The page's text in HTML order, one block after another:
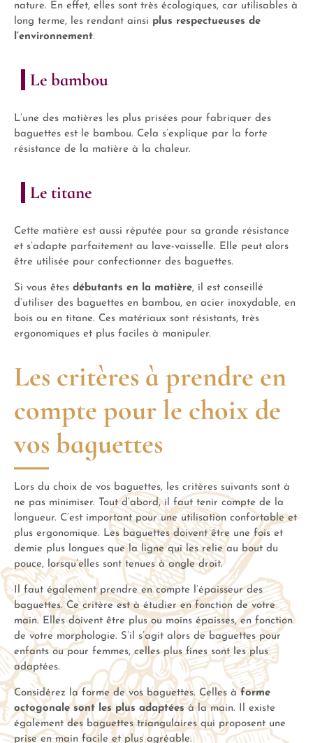
nature. En effet, elles sont très écologiques, car utilisables à
long terme, les rendant ainsi plus respectueuses de
l’environnement.
Le bambou
L’une des matières les plus prisées pour fabriquer des
baguettes est le bambou. Cela s’explique par la forte
résistance de la matière à la chaleur.
Le titane
Cette matière est aussi réputée pour sa grande résistance
et s’adapte parfaitement au lave-vaisselle. Elle peut alors
être utilisée pour confectionner des baguettes.
Si vous êtes débutants en la matière, il est conseillé
d’utiliser des baguettes en bambou, en acier inoxydable, en
bois ou en titane. Ces matériaux sont résistants, très
ergonomiques et plus faciles à manipuler.
Les critères à prendre en
compte pour le choix de
vos baguettes
Lors du choix de vos baguettes, les critères suivants sont à
ne pas minimiser. Tout d’abord, il faut tenir compte de la
longueur. C’est important pour une utilisation confortable et
plus ergonomique. Les baguettes doivent être une fois et
demie plus longues que la ligne qui les relie au bout du
pouce, lorsqu’elles sont tenues à angle droit.
Il faut également prendre en compte l’épaisseur des
baguettes. Ce critère est à étudier en fonction de votre
main. Elles doivent être plus ou moins épaisses, en fonction
de votre morphologie. S’il s’agit alors de baguettes pour
enfants ou pour femmes, celles plus fines sont les plus
adaptées.
Considérez la forme de vos baguettes. Celles àforme
octogonale sont les plus adaptéesà la main. Il existe
également des baguettes triangulaires qui proposent une
prise en main facile et plus agréable.